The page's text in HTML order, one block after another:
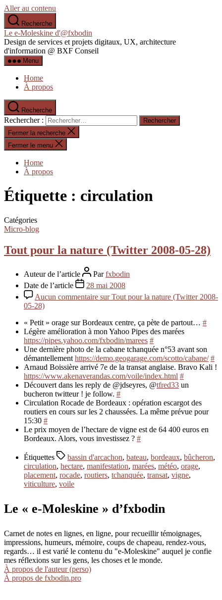
Aller au contenu
Recherche
Le e-Moleskine d'@fxbodin
Design de services et projets digitaux, UX, architecture
d'information @ BXF Conseil
Menu
Home
À propos
Recherche
Rechercher :
Fermer la recherche
Fermer le menu
Home
À propos
Étiquette : circulation
Catégories
Micro-blog
Tout pour la nature (Twitter 2008-05-28)
Auteur de l’article Parfxbodin
Date de l’article
28 mai 2008
Aucun commentaire sur Tout pour la nature (Twitter 2008-
05-28)
« Petit » orage sur Bordeaux centre, ça pète de partout… #
Légère amélioration à mon Yahoo Pipes des marées
https://pipes.yahoo.com/fxbodin/marees #
Une dernière photo de la cabane tchanquée n°53 avant son
démantellement https://demo.geogarage.com/scotto/cabane/ #
Arnaud Boissière arrivé 7e de la transat anglaise. Bravo Kali !
https://www.akenaverandas.com/voile/index.html #
Découvert dans les reply de @jdseyres, @tfred33 un
bucheron twitteur ! je follow. #
Circulation Rocade de Bordeaux : opération escargot des
routiers en cours sur les 2 chaussées. La même prévue pour
15:30 #
Le prix moyen de l’hectare de vigne est de 64 400 euros en
Bordeaux. Alors, vous investissez ? #
Étiquettes bassin d'arcachon, bateau, bordeaux, bûcheron,
circulation, hectare, manifestation, marées, météo, orage,
placement, rocade, routiers, tchanquée, transat, vigne,
viticulture, voile
Le « e-Moleskine » d’fxbodin
Carnet de notes en lignes, en ligne, pour recueillir témoignages,
impressions, humeurs, mémoire, coups de chapeau, rendez-vous,
regards… il est varié le contenu du "e-Moleskine" auquel je confie
mes réflexions sur les gens, les choses et le monde.
À propos de l'auteur (perso)
À propos de fxbodin.pro